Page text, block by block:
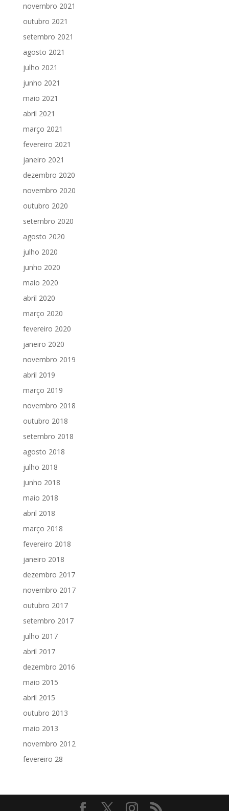
novembro 2021
outubro 2021
setembro 2021
agosto 2021
julho 2021
junho 2021
maio 2021
abril 2021
março 2021
fevereiro 2021
janeiro 2021
dezembro 2020
novembro 2020
outubro 2020
setembro 2020
agosto 2020
julho 2020
junho 2020
maio 2020
abril 2020
março 2020
fevereiro 2020
janeiro 2020
novembro 2019
abril 2019
março 2019
novembro 2018
outubro 2018
setembro 2018
agosto 2018
julho 2018
junho 2018
maio 2018
abril 2018
março 2018
fevereiro 2018
janeiro 2018
dezembro 2017
novembro 2017
outubro 2017
setembro 2017
julho 2017
abril 2017
dezembro 2016
maio 2015
abril 2015
outubro 2013
maio 2013
novembro 2012
fevereiro 28